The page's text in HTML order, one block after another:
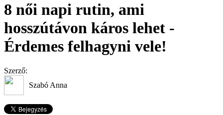
8 női napi rutin, ami
hosszútávon káros lehet -
Érdemes felhagyni vele!
Szerző:
Szabó Anna